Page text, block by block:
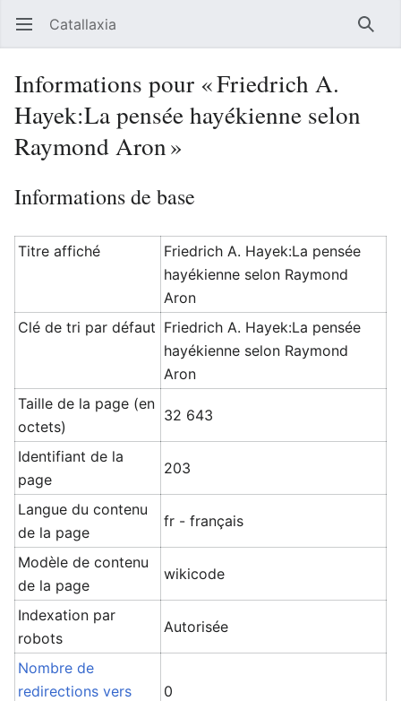
Ouvrir le menu principal Catallaxia
Informations pour « Friedrich A.
Hayek:La pensée hayékienne selon
Raymond Aron »
Informations de base
Titre affiché
Friedrich A. Hayek:La pensée
hayékienne selon Raymond
Aron
Clé de tri par défaut Friedrich A. Hayek:La pensée
hayékienne selon Raymond
Aron
Taille de la page (en
octets)
32 643
Identifiant de la
page
203
Langue du contenu
de la page
fr - français
Modèle de contenu
de la page
wikicode
Indexation par
robots
Autorisée
Nombre de
redirections vers
0